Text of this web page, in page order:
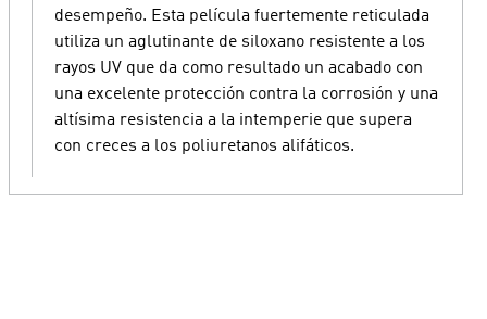
desempeño. Esta película fuertemente reticulada
utiliza un aglutinante de siloxano resistente a los
rayos UV que da como resultado un acabado con
una excelente protección contra la corrosión y una
altísima resistencia a la intemperie que supera
con creces a los poliuretanos alifáticos.